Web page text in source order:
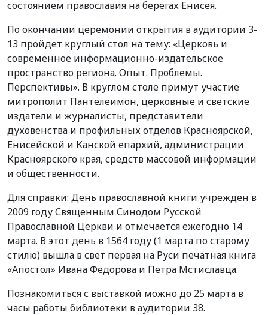
состоянием православия на берегах Енисея.
По окончании церемонии открытия в аудитории 3-
13 пройдет круглый стол на тему: «Церковь и
современное информационно-издательское
пространство региона. Опыт. Проблемы.
Перспективы». В круглом столе примут участие
митрополит Пантелеимон, церковные и светские
издатели и журналисты, представители
духовенства и профильных отделов Красноярской,
Енисейской и Канской епархий, администрации
Красноярского края, средств массовой информации
и общественности.
Для справки: День православной книги учрежден в
2009 году Священным Синодом Русской
Православной Церкви и отмечается ежегодно 14
марта. В этот день в 1564 году (1 марта по старому
стилю) вышла в свет первая на Руси печатная книга
«Апостол» Ивана Федорова и Петра Мстиславца.
Познакомиться с выставкой можно до 25 марта в
часы работы библиотеки в аудитории 38.